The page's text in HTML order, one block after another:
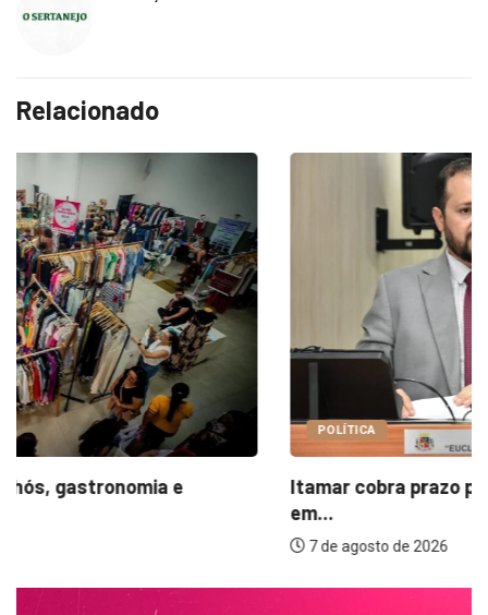
Relacionado
POLÍTICA
Itamar cobra prazo para melhorias estruturais